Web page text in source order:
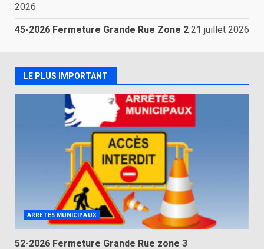
2026
45-2026 Fermeture Grande Rue Zone 2 21 juillet 2026
LE PLUS IMPORTANT
ARRETES MUNICIPAUX
52-2026 Fermeture Grande Rue zone 3